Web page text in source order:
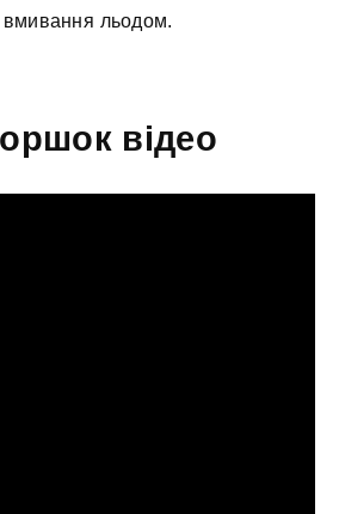
вмивання льодом.
відео